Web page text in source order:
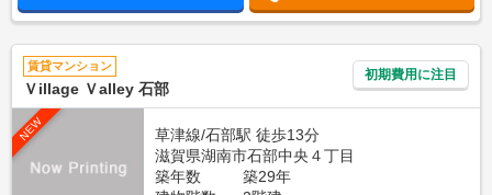
賃貸マンション
Ｖillage Ｖalley 石部
初期費用に注目
NEW
草津線/石部駅 徒歩13分
滋賀県湖南市石部中央４丁目
築年数
築29年